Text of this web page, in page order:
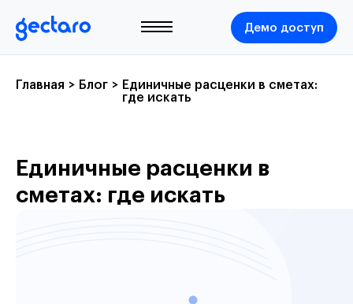
Демо доступ
Главная > Блог > Единичные расценки в сметах:
где искать
Единичные расценки в
сметах: где искать